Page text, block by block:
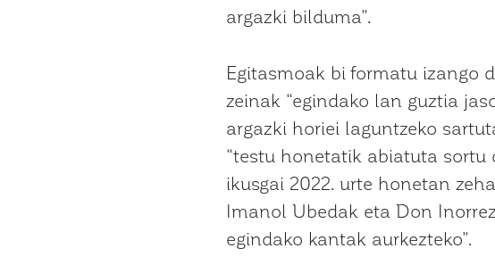
argazki bilduma”.
Egitasmoak bi formatu izango
zeinak “egindako lan guztia
argazki horiei laguntzeko
“testu honetatik abiatuta sortu
ikusgai 2022. urte honetan
Imanol Ubedak eta Don
egindako kantak aurkezteko”.